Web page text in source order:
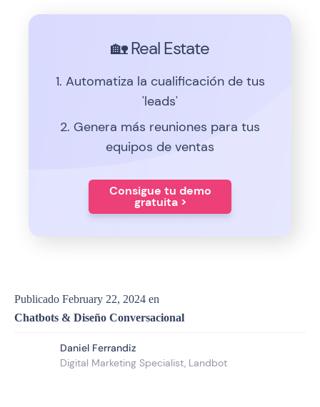
🏡 Real Estate
1. Automatiza la cualificación de tus
'leads'
2. Genera más reuniones para tus
equipos de ventas
Consigue tu demo
gratuita >
Publicado February 22, 2024 en
Chatbots & Diseño Conversacional
Daniel Ferrandiz
Digital Marketing Specialist, Landbot